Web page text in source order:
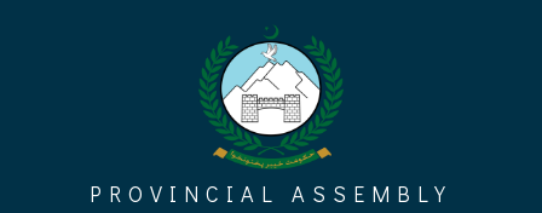
PROVINCIAL ASSEMBLY